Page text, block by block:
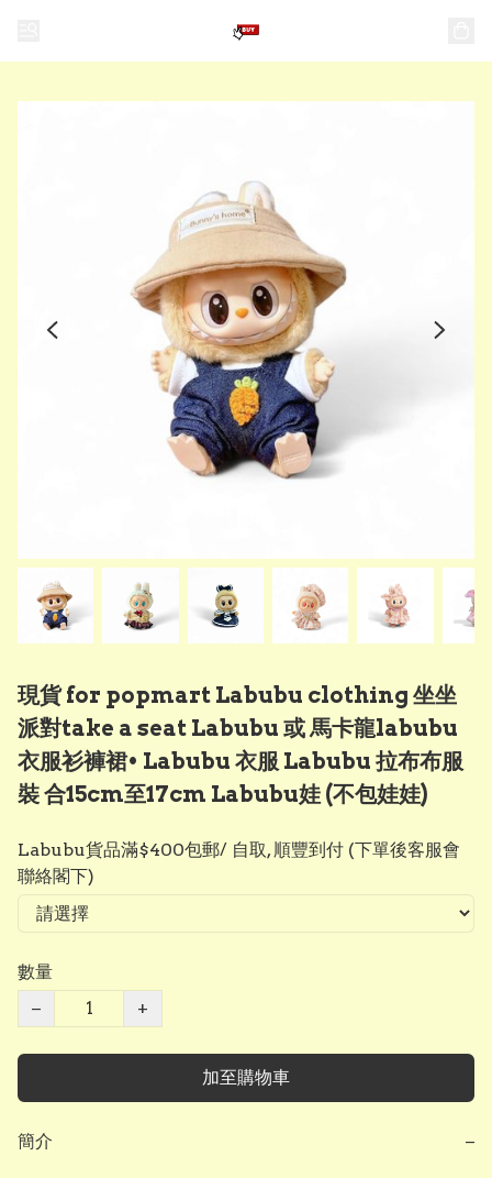
現貨 for popmart Labubu clothing 坐坐
派對take a seat Labubu 或 馬卡龍labubu
衣服衫褲裙• Labubu 衣服 Labubu 拉布布服
裝 合15cm至17cm Labubu娃 (不包娃娃)
Labubu貨品滿$400包郵/ 自取, 順豐到付 (下單後客服會
聯絡閣下)
數量
−
+
加至購物車
簡介 −